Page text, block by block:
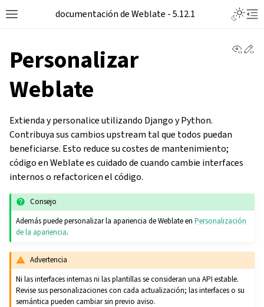
Toggle site navigation sidebar
documentación de Weblate - 5.12.1
Personalizar
Weblate
Extienda y personalice utilizando Django y Python.
Contribuya sus cambios upstream tal que todos puedan
beneficiarse. Esto reduce su costes de mantenimiento;
código en Weblate es cuidado de cuando cambie interfaces
internos o refactoricen el código.
Consejo
Además puede personalizar la apariencia de Weblate enPersonalización
de la apariencia.
Advertencia
Ni las interfaces internas ni las plantillas se consideran una API estable.
Revise sus personalizaciones con cada actualización; las interfaces o su
semántica pueden cambiar sin previo aviso.